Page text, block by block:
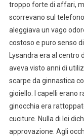
troppo forte di affari,
scorrevano sul
aleggiava un vago
costoso e puro senso
Lysandra era al centro
aveva visto anni di
scarpe da ginnastica
gioiello. I capelli erano
ginocchia era
cuciture. Nulla di lei
approvazione. Agli